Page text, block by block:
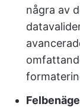
några av